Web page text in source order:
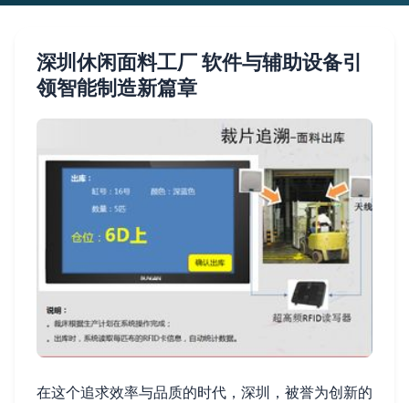
深圳休闲面料工厂 软件与辅助设备引
领智能制造新篇章
在这个追求效率与品质的时代，深圳，被誉为创新的